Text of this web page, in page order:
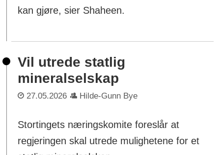
kan gjøre, sier Shaheen.
Vil utrede statlig
mineralselskap
27.05.2026 Hilde-Gunn Bye
Stortingets næringskomite foreslår at
regjeringen skal utrede mulighetene for et